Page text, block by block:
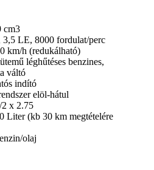
cm3
3,5 LE, 8000 fordulat/perc
km/h (redukálható)
léghűtéses benzines,
váltó
indító
elöl-hátul
2 x 2.75
Liter (kb 30 km megtételére
olaj